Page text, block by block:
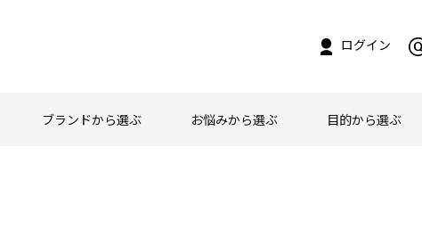
ログイン
ブランドから選ぶ お悩みから選ぶ 目的から選ぶ